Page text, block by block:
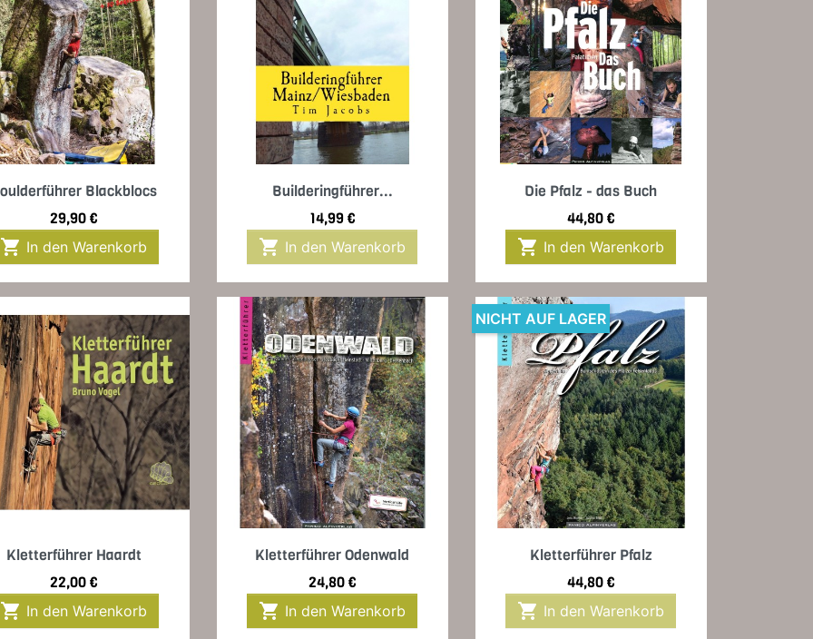
VorschauBlackblocs
Preis
29,90 €
 In den Warenkorb
 Vorschau
Builderingführer...
Preis
14,99 €
 In den Warenkorb
 Vorschau
Die Pfalz - das Buch
Preis
44,80 €
 In den Warenkorb
Vorschau
Kletterführer Haardt
Preis
22,00 €
 In den Warenkorb
Vorschau
Kletterführer Odenwald
Preis
24,80 €
 In den Warenkorb
Vorschau
Kletterführer Pfalz
Preis
44,80 €
 In den Warenkorb
NICHT AUF LAGER